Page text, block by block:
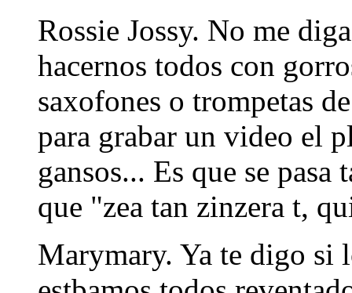
Rossie Jossy. No me
hacernos todos con
saxofones o trompetas
para grabar un video el
gansos... Es que se
que "zea tan zinzera t,
Marymary. Ya te digo si